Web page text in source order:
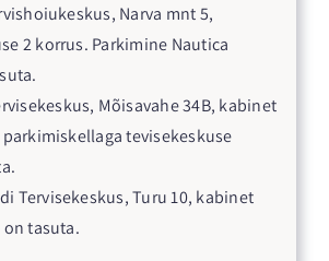
Narva mnt 5,
2 korrus. Parkimine Nautica
Mõisavahe 34B, kabinet
tevisekeskuse
Tervisekeskus, Turu 10, kabinet
on tasuta.